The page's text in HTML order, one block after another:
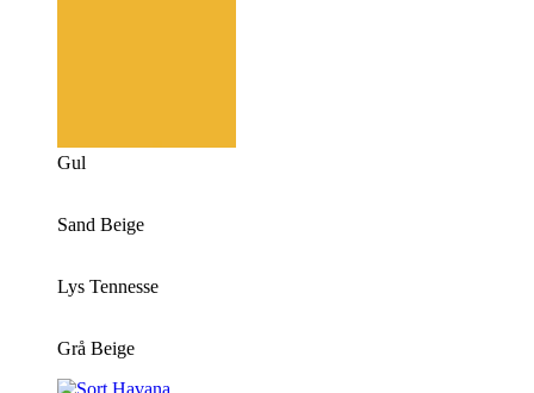
Gul
Sand Beige
Lys Tennesse
Grå Beige